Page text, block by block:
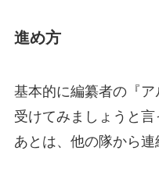
進め方
基本的に編纂者の『
受けてみましょうと言
あとは、他の隊から連